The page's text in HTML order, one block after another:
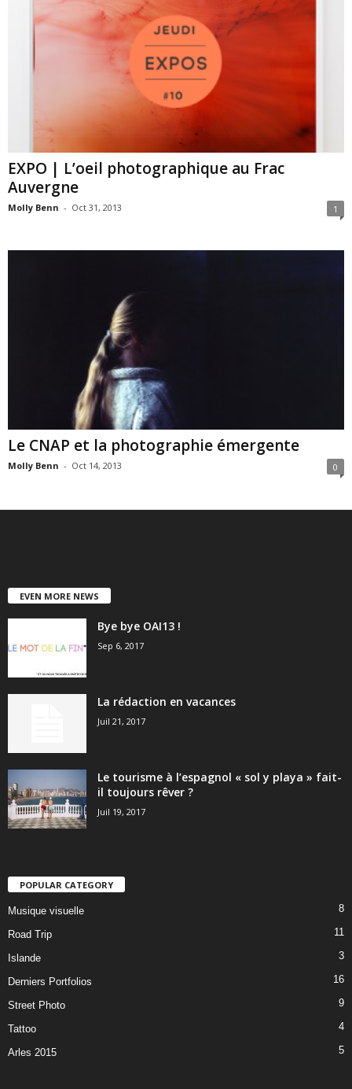
EXPO | L’oeil photographique au Frac
Auvergne
Molly Benn - Oct 31, 2013 1
Le CNAP et la photographie émergente
Molly Benn - Oct 14, 2013 0
EVEN MORE NEWS
Bye bye OAI13 !
Sep 6, 2017
La rédaction en vacances
Juil 21, 2017
Le tourisme à l’espagnol « sol y playa » fait-
il toujours rêver ?
Juil 19, 2017
POPULAR CATEGORY
Musique visuelle 8
Road Trip 11
Islande 3
Derniers Portfolios 16
Street Photo 9
Tattoo 4
Arles 2015 5